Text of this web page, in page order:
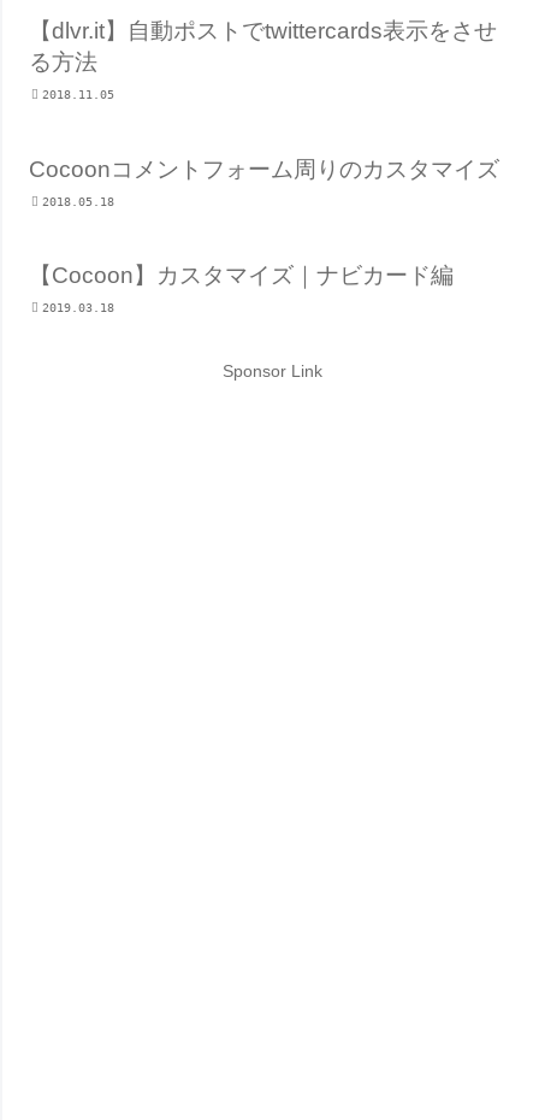
【dlvr.it】自動ポストでtwittercards表示をさせ
る方法
2018.11.05
Cocoonコメントフォーム周りのカスタマイズ
2018.05.18
【Cocoon】カスタマイズ｜ナビカード編
2019.03.18
Sponsor Link